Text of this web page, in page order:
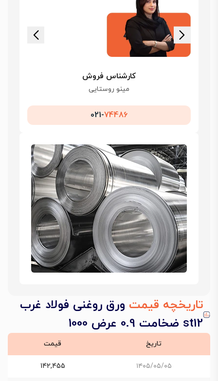
کارشناس فروش
مینو روستایی
021-74486
تاریخچه قیمت ورق روغنی فولاد غرب
st12 ضخامت 0.9 عرض 1000
تاریخ قیمت
۱۴۰۵/۰۵/۰۵ 142,455